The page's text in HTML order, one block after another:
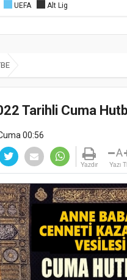
UEFA Alt Lig
Tarihli Cuma
00:56
Yazdır
A
Yazı